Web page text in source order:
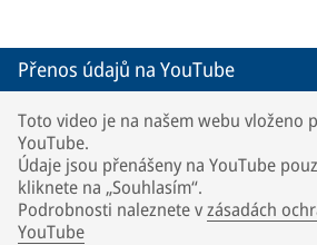
Přenos údajů na YouTube
Toto video je na našem webu vloženo
YouTube.
Údaje jsou přenášeny na YouTube
kliknete na „Souhlasím“.
Podrobnosti naleznete vzásadách
YouTube